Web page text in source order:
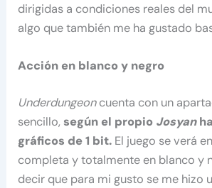
dirigidas a condiciones reales del
algo que también me ha gustado
Acción en blanco y negro
Underdungeoncuenta con un
sencillo,según el propio Josyan
gráficos de 1 bit. El juego se verá
completa y totalmente en blanco y
decir que para mi gusto se me hizo